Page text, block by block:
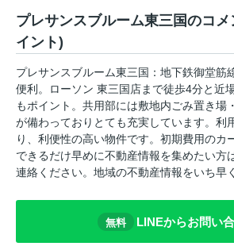
プレサンスブルーム東三国のコ
イント)
プレサンスブルーム東三国：地下鉄御堂筋
便利。ローソン 東三国店まで徒歩4分と近
もポイント。共用部には敷地内ごみ置き場
が備わっておりとても充実しています。利
り、利便性の高い物件です。初期費用のカ
できるだけ早めに不動産情報を集めたい方
連絡ください。地域の不動産情報をいち早
無料 LINEからお問い